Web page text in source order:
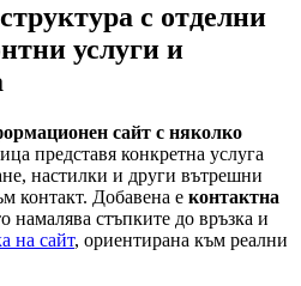
с отделни
услуги и
сайт с няколко
представя конкретна услуга
настилки и други вътрешни
контакт. Добавена е контактна
намалява стъпките до връзка и
на сайт, ориентирана към реални